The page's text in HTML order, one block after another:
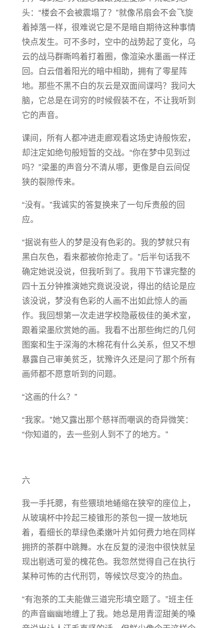
头：“楼会不会被震塌了？”就像吊扇会不会飞旋
着掉落一样，很难说它是不是暗自期待这种事情
快点发生。可不多时，空中的战势起了变化，乌
云的战马群嘶鸣着打着圈，像渲染水墨画一样迂
回。白云借着阳光的暗中相助，拥有了零星阵
地。那些不黑不白的灰云是双面间谍吗？我问大
脑，它总是在词穷的时候假装不在，不让我听到
它的声音。
课间，所有人都冲进走廊观看这场史诗般恢宏，
却注定如绝句般短暂的交战。“你在梦中见到过
吗？”梁墨的声音分不清从哪，更像是自云间促
狭的裂隙传来。
“没有。”我诚实的答复换来了一句斥责般的回
应。
“据说有些人的梦是没有色彩的。我的梦就只有
黑白灰色，看来都被你抢走了。”后半句话我不
确定她说没说，但我听到了。我用下节课完整的
四十五分钟推演她究竟说没说，得出的结论是应
该没说，梦没有色彩的人画不出如此惊人的画
作。我回想第一次走进学校隐蔽极佳的美术室，
跟着梁墨欣赏她的画。我看不出那些绚烂的几何
图案和生于深海的木棉花有什么关系，但又不想
暴露自己审美贫乏，犹豫许久还是问了那个所有
画师都不愿意听到的问题。
“这画的什么？”
“我家。”她又露出那个慈祥而嘲讽的奇异微笑：
“你知道的，去一些别人到不了的地方。”
六
我一手托腮，有些猥琐地蜷缩在狭窄的座位上，
从玻璃杯中拎起三棱锥形的茶包一提一放地玩
着，看细长的草绿色柔嫩叶片如何费力地在同样
拥挤的茶群中跳舞。水在反复的浸泡中很快就呈
现出剔透可爱的槐花色。我忽然觉得自己在执行
某种可怖的古代刑罚，等候饮尽变冷的热血。
“有泡茶的工夫能做三道完形填空题了。”班主任
的声音幽幽地缠上了我。她总是用青涩甜美的嗓